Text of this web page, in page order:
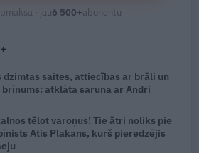
· jau6 500+abonentu
dzimtas saites, attiecības ar brāli un
brīnums: atklāta saruna ar Andri
tēlot varoņus! Tie ātri noliks pie
Atis Plakans, kurš pieredzējis